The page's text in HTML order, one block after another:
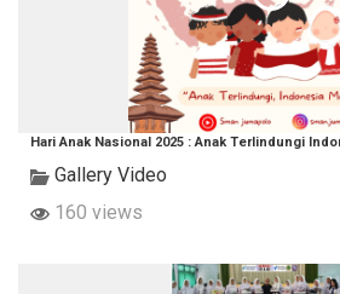
Hari Anak Nasional 2025 : Anak Terlindungi
Gallery Video
160 views